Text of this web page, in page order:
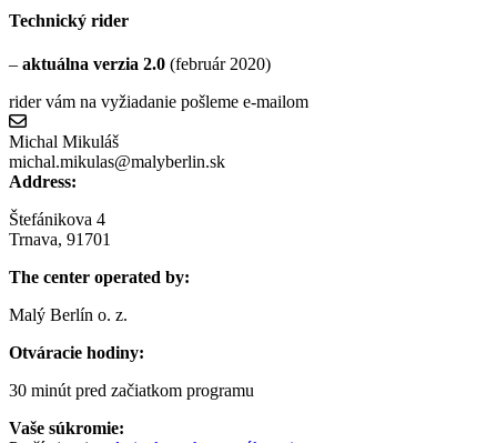
Technický rider
– aktuálna verzia 2.0 (február 2020)
rider vám na vyžiadanie pošleme e-mailom
Michal Mikuláš
michal.mikulas@malyberlin.sk
michal.mikulas@malyberlin.sk
Address:
Štefánikova 4
Trnava, 91701
The center operated by:
Malý Berlín o. z.
Otváracie hodiny:
30 minút pred začiatkom programu
Vaše súkromie: